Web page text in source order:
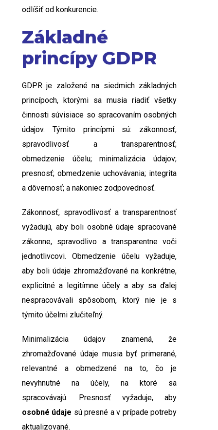
odlíšiť od konkurencie.
Základné
princípy GDPR
GDPR je založené na siedmich základných
princípoch, ktorými sa musia riadiť všetky
činnosti súvisiace so spracovaním osobných
údajov. Týmito princípmi sú: zákonnosť,
spravodlivosť a transparentnosť;
obmedzenie účelu; minimalizácia údajov;
presnosť; obmedzenie uchovávania; integrita
a dôvernosť; a nakoniec zodpovednosť.
Zákonnosť, spravodlivosť a transparentnosť
vyžadujú, aby boli osobné údaje spracované
zákonne, spravodlivo a transparentne voči
jednotlivcovi. Obmedzenie účelu vyžaduje,
aby boli údaje zhromažďované na konkrétne,
explicitné a legitímne účely a aby sa ďalej
nespracovávali spôsobom, ktorý nie je s
týmito účelmi zlučiteľný.
Minimalizácia údajov znamená, že
zhromažďované údaje musia byť primerané,
relevantné a obmedzené na to, čo je
nevyhnutné na účely, na ktoré sa
spracovávajú. Presnosť vyžaduje, aby
osobné údaje sú presné a v prípade potreby
aktualizované.